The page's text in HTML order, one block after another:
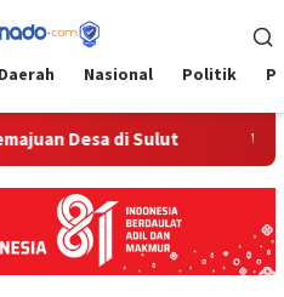
Daerah Nasional Politik
Desa di Sulut Weny